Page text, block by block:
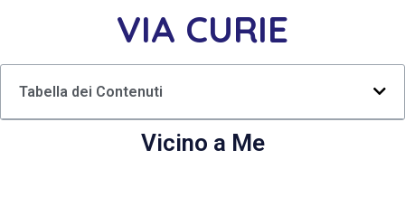
VIA CURIE
Tabella dei Contenuti
Vicino a Me